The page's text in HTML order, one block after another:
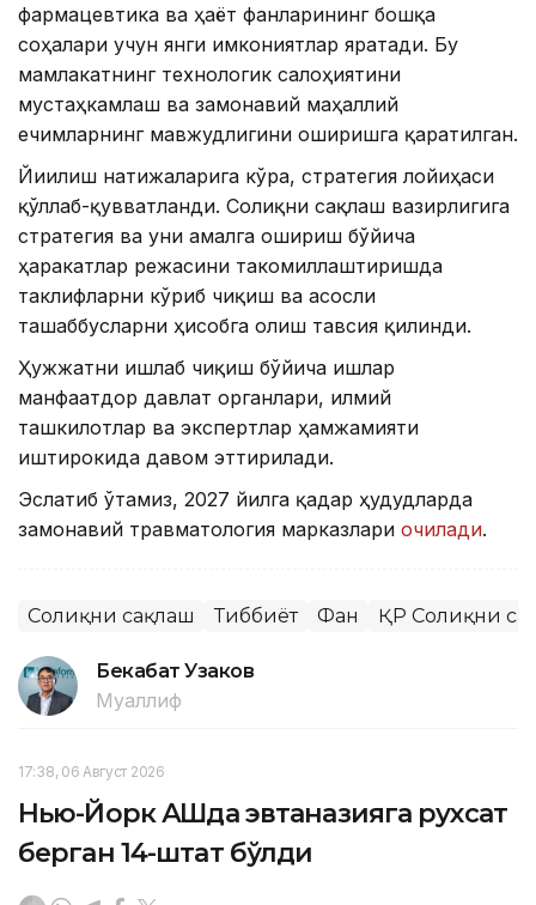
фармацевтика ва ҳаёт фанларининг бошқа
соҳалари учун янги имкониятлар яратади. Бу
мамлакатнинг технологик салоҳиятини
мустаҳкамлаш ва замонавий маҳаллий
ечимларнинг мавжудлигини оширишга қаратилган.
Йиғилиш натижаларига кўра, стратегия лойиҳаси
қўллаб-қувватланди. Соғлиқни сақлаш вазирлигига
стратегия ва уни амалга ошириш бўйича
ҳаракатлар режасини такомиллаштиришда
таклифларни кўриб чиқиш ва асосли
ташаббусларни ҳисобга олиш тавсия қилинди.
Ҳужжатни ишлаб чиқиш бўйича ишлар
манфаатдор давлат органлари, илмий
ташкилотлар ва экспертлар ҳамжамияти
иштирокида давом эттирилади.
Эслатиб ўтамиз, 2027 йилга қадар ҳудудларда
замонавий травматология марказлари очилади.
Соғлиқни сақлаш Тиббиёт Фан ҚР Соғлиқни
Бекабат Узаков
Муаллиф
17:38, 06 Август 2026
Нью-Йорк АҚШда эвтаназияга рухсат
берган 14-штат бўлди